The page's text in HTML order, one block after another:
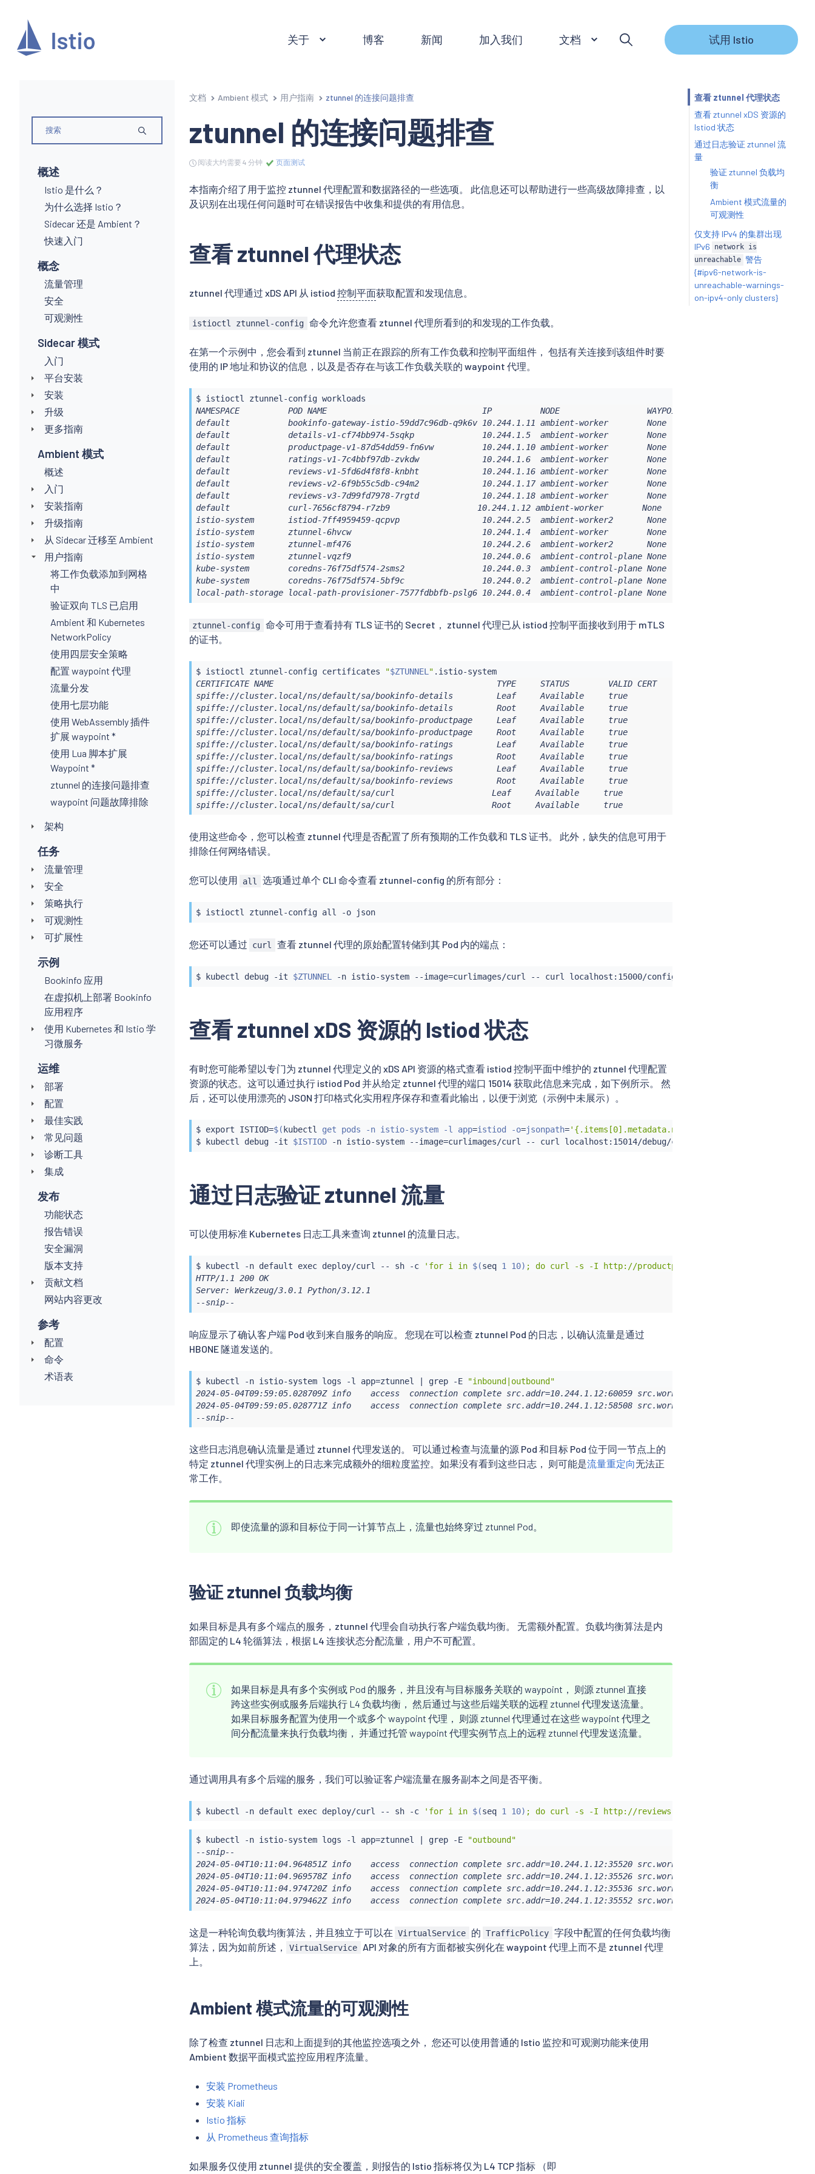
关于 博客 新闻 加入我们 文档 试用 Istio
概述
Istio 是什么？
为什么选择 Istio？
Sidecar 还是 Ambient？
快速入门
概念
流量管理
安全
可观测性
Sidecar 模式
入门
平台安装
安装
升级
更多指南
Ambient 模式
概述
入门
安装指南
升级指南
从 Sidecar 迁移至 Ambient
用户指南
将工作负载添加到网格
中
验证双向 TLS 已启用
Ambient 和 Kubernetes
NetworkPolicy
使用四层安全策略
配置 waypoint 代理
流量分发
使用七层功能
使用 WebAssembly 插件
扩展 waypoint *
使用 Lua 脚本扩展
Waypoint *
ztunnel 的连接问题排查
waypoint 问题故障排除
架构
任务
流量管理
安全
策略执行
可观测性
可扩展性
示例
Bookinfo 应用
在虚拟机上部署 Bookinfo
应用程序
使用 Kubernetes 和 Istio 学
习微服务
运维
部署
配置
最佳实践
常见问题
诊断工具
集成
发布
功能状态
报告错误
安全漏洞
版本支持
贡献文档
网站内容更改
参考
配置
命令
术语表
文档 Ambient 模式 用户指南 ztunnel 的连接问题排查
ztunnel 的连接问题排查
阅读大约需要 4 分钟 页面测试
本指南介绍了用于监控 ztunnel 代理配置和数据路径的一些选项。 此信息还可以帮助进行一些高级故障排查，以
及识别在出现任何问题时可在错误报告中收集和提供的有用信息。
查看 ztunnel 代理状态
ztunnel 代理通过 xDS API 从 istiod 控制平面获取配置和发现信息。
istioctl ztunnel-config 命令允许您查看 ztunnel 代理所看到的和发现的工作负载。
在第一个示例中，您会看到 ztunnel 当前正在跟踪的所有工作负载和控制平面组件， 包括有关连接到该组件时要
使用的 IP 地址和协议的信息，以及是否存在与该工作负载关联的 waypoint 代理。
$ istioctl
NAMESPACE          POD NAME                                IP          NODE                  WAYPOINT PROTOCOL
default            bookinfo-gateway-istio-59dd7c96db-q9k6v 10.244.1.11 ambient-worker        None     TCP
default            details-v1-cf74bb974-5sqkp              10.244.1.5  ambient-worker        None     HBONE
default            productpage-v1-87d54dd59-fn6vw          10.244.1.10 ambient-worker        None     HBONE
default            ratings-v1-7c4bbf97db-zvkdw             10.244.1.6  ambient-worker        None     HBONE
default            reviews-v1-5fd6d4f8f8-knbht             10.244.1.16 ambient-worker        None     HBONE
default            reviews-v2-6f9b55c5db-c94m2             10.244.1.17 ambient-worker        None     HBONE
default            reviews-v3-7d99fd7978-7rgtd             10.244.1.18 ambient-worker        None     HBONE
default            curl-7656cf8794-r7zb9                  10.244.1.12 ambient-worker        None     HBONE
istio-system       istiod-7ff4959459-qcpvp                 10.244.2.5  ambient-worker2       None     TCP
istio-system       ztunnel-6hvcw                           10.244.1.4  ambient-worker        None     TCP
istio-system       ztunnel-mf476                           10.244.2.6  ambient-worker2       None     TCP
istio-system       ztunnel-vqzf9                           10.244.0.6  ambient-control-plane None     TCP
kube-system        coredns-76f75df574-2sms2                10.244.0.3  ambient-control-plane None     TCP
kube-system        coredns-76f75df574-5bf9c                10.244.0.2  ambient-control-plane None     TCP
local-path-storage local-path-provisioner-7577fdbbfb-pslg6 10.244.0.4  ambient-control-plane None     TCP
ztunnel-config 命令可用于查看持有 TLS 证书的 Secret， ztunnel 代理已从 istiod 控制平面接收到用于 mTLS
的证书。
$ istioctl ztunnel-config certificates "$ZTUNNEL "
.istio-system
CERTIFICATE NAME                                              TYPE     STATUS        VALID CERT     SERIAL NUMBER
spiffe://cluster.local/ns/default/sa/bookinfo-details         Leaf     Available     true
spiffe://cluster.local/ns/default/sa/bookinfo-details         Root     Available     true
spiffe://cluster.local/ns/default/sa/bookinfo-productpage     Leaf     Available     true
spiffe://cluster.local/ns/default/sa/bookinfo-productpage     Root     Available     true
spiffe://cluster.local/ns/default/sa/bookinfo-ratings         Leaf     Available     true
spiffe://cluster.local/ns/default/sa/bookinfo-ratings         Root     Available     true
spiffe://cluster.local/ns/default/sa/bookinfo-reviews         Leaf     Available     true
spiffe://cluster.local/ns/default/sa/bookinfo-reviews         Root     Available     true
spiffe://cluster.local/ns/default/sa/curl                    Leaf     Available     true           fa33bbb783553a1704866842586e4c0b
spiffe://cluster.local/ns/default/sa/curl                    Root     Available     true
使用这些命令，您可以检查 ztunnel 代理是否配置了所有预期的工作负载和 TLS 证书。 此外，缺失的信息可用于
排除任何网络错误。
您可以使用 all 选项通过单个 CLI 命令查看 ztunnel-config 的所有部分：
$ istioctl ztunnel-config all -o json
您还可以通过 curl 查看 ztunnel 代理的原始配置转储到其 Pod 内的端点：
$ kubectl debug -it $ZTUNNEL -n istio-system --image=curlimages/curl -- curl
查看 ztunnel xDS 资源的 Istiod 状态
有时您可能希望以专门为 ztunnel 代理定义的 xDS API 资源的格式查看 istiod 控制平面中维护的 ztunnel 代理配置
资源的状态。这可以通过执行 istiod Pod 并从给定 ztunnel 代理的端口 15014 获取此信息来完成，如下例所示。 然
后，还可以使用漂亮的 JSON 打印格式化实用程序保存和查看此输出，以便于浏览（示例中未展示）。
$ export ISTIOD=$( kubectl get pods -n istio-system -l app=istiod -o=jsonpath='{.items[0].metadata.name}'
$
kubectl debug -it $ISTIOD -n istio-system --image=curlimages/curl -- curl localhost:15014/debug/config_dump?proxyID
通过日志验证 ztunnel 流量
可以使用标准 Kubernetes 日志工具来查询 ztunnel 的流量日志。
$ kubectl -n default exec deploy/curl -- sh -c 'for i in $(seq 1 10) ; do curl -s -I http://productpage:9080/; done'
HTTP/1.1 200 OK
Server: Werkzeug/3.0.1 Python/3.12.1
--snip--
响应显示了确认客户端 Pod 收到来自服务的响应。 您现在可以检查 ztunnel Pod 的日志，以确认流量是通过
HBONE 隧道发送的。
$ kubectl -n istio-system logs -l app=ztunnel | grep -E
"inbound|outbound"
2024-05-04T09:59:05.028709Z info    access  connection complete src.addr=10.244.1.12:60059 src.workload="curl-
2024-05-04T09:59:05.028771Z info    access  connection complete src.addr=10.244.1.12:58508 src.workload="curl-
--snip--
这些日志消息确认流量是通过 ztunnel 代理发送的。 可以通过检查与流量的源 Pod 和目标 Pod 位于同一节点上的
特定 ztunnel 代理实例上的日志来完成额外的细粒度监控。如果没有看到这些日志， 则可能是流量重定向无法正
常工作。
即使流量的源和目标位于同一计算节点上，流量也始终穿过 ztunnel Pod。
验证 ztunnel 负载均衡
如果目标是具有多个端点的服务，ztunnel 代理会自动执行客户端负载均衡。 无需额外配置。负载均衡算法是内
部固定的 L4 轮循算法，根据 L4 连接状态分配流量，用户不可配置。
如果目标是具有多个实例或 Pod 的服务，并且没有与目标服务关联的 waypoint， 则源 ztunnel 直接
跨这些实例或服务后端执行 L4 负载均衡， 然后通过与这些后端关联的远程 ztunnel 代理发送流量。
如果目标服务配置为使用一个或多个 waypoint 代理， 则源 ztunnel 代理通过在这些 waypoint 代理之
间分配流量来执行负载均衡， 并通过托管 waypoint 代理实例节点上的远程 ztunnel 代理发送流量。
通过调用具有多个后端的服务，我们可以验证客户端流量在服务副本之间是否平衡。
$ kubectl -n default exec deploy/curl -- sh -c 'for i in $(seq 1 10) ; do curl -s -I http://reviews:9080/; done'
$ kubectl -n istio-system logs -l app=ztunnel grep -E
"outbound"
--snip--
2024-05-04T10:11:04.964851Z info    access  connection complete src.addr=10.244.1.12:35520 src.workload="curl-
2024-05-04T10:11:04.969578Z info    access  connection complete src.addr=10.244.1.12:35526 src.workload="curl-
2024-05-04T10:11:04.974720Z info    access  connection complete src.addr=10.244.1.12:35536 src.workload="curl-
2024-05-04T10:11:04.979462Z info    access  connection complete src.addr=10.244.1.12:35552 src.workload="curl-
这是一种轮询负载均衡算法，并且独立于可以在 VirtualService 的 TrafficPolicy 字段中配置的任何负载均衡
算法，因为如前所述，
VirtualService
API 对象的所有方面都被实例化在 waypoint 代理上而不是 ztunnel 代理
上。
Ambient 模式流量的可观测性
除了检查 ztunnel 日志和上面提到的其他监控选项之外， 您还可以使用普通的 Istio 监控和可观测功能来使用
Ambient 数据平面模式监控应用程序流量。
安装 Prometheus
安装 Kiali
Istio 指标
从 Prometheus 查询指标
如果服务仅使用 ztunnel 提供的安全覆盖，则报告的 Istio 指标将仅为 L4 TCP 指标 （即
查看 ztunnel 代理状态
查看 ztunnel xDS 资源的
Istiod 状态
通过日志验证 ztunnel 流
量
验证 ztunnel 负载均
衡
Ambient 模式流量的
可观测性
仅支持 IPv4 的集群出现
IPv6
network is
unreachable 警告
{#ipv6-network-is-
unreachable-warnings-
on-ipv4-only clusters}